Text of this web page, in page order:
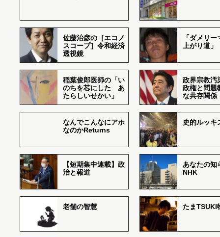
佐藤治彦の［エコノ
スコープ］令和経済
透視鏡
「ダメリ
上がり道」
稲葉俊郎医師の「い
のちを芯にした あ
たらしいせかい」
政界宗教汚
政権と問題
な共存関係
なんでこんなにアホ
なのかReturns
史的ルッキ
【短期集中連載】政
治と報道
あなたの知
NHK
老舗の智慧 たまTSUKI